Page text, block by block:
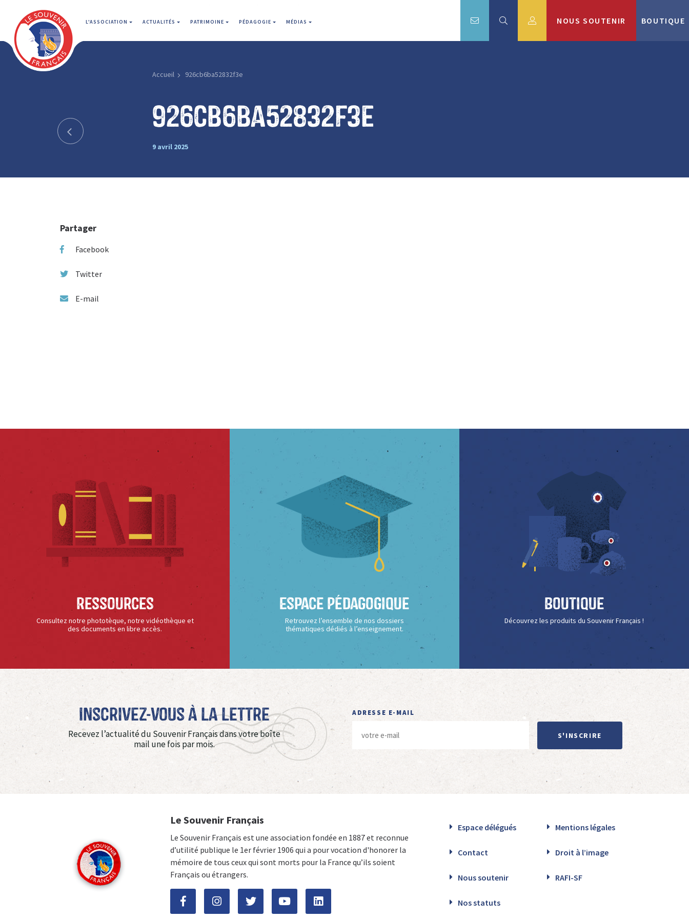
L'ASSOCIATION ACTUALITÉS PATRIMOINE PÉDAGOGIE MÉDIAS NOUS SOUTENIR BOUTIQUE
Accueil 926cb6ba52832f3e
926cb6ba52832f3e
9 avril 2025
Partager
Facebook
Twitter
E-mail
Ressources
Consultez notre phototèque, notre vidéothèque et
des documents en libre accès.
Espace Pédagogique
Retrouvez l’ensemble de nos dossiers
thématiques dédiés à l’enseignement.
Boutique
Découvrez les produits du Souvenir Français !
Inscrivez-vous à La Lettre
Recevez l’actualité du Souvenir Français dans votre boîte
mail une fois par mois.
ADRESSE E-MAIL
S'INSCRIRE
Le Souvenir Français
Le Souvenir Français est une association fondée en 1887 et reconnue
d’utilité publique le 1er février 1906 qui a pour vocation d'honorer la
mémoire de tous ceux qui sont morts pour la France qu’ils soient
Français ou étrangers.
Espace délégués Mentions légales
Contact Droit à l’image
Nous soutenir RAFI-SF
Nos statuts